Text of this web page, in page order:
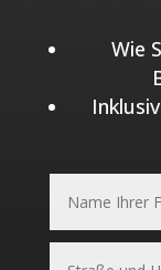
Wie